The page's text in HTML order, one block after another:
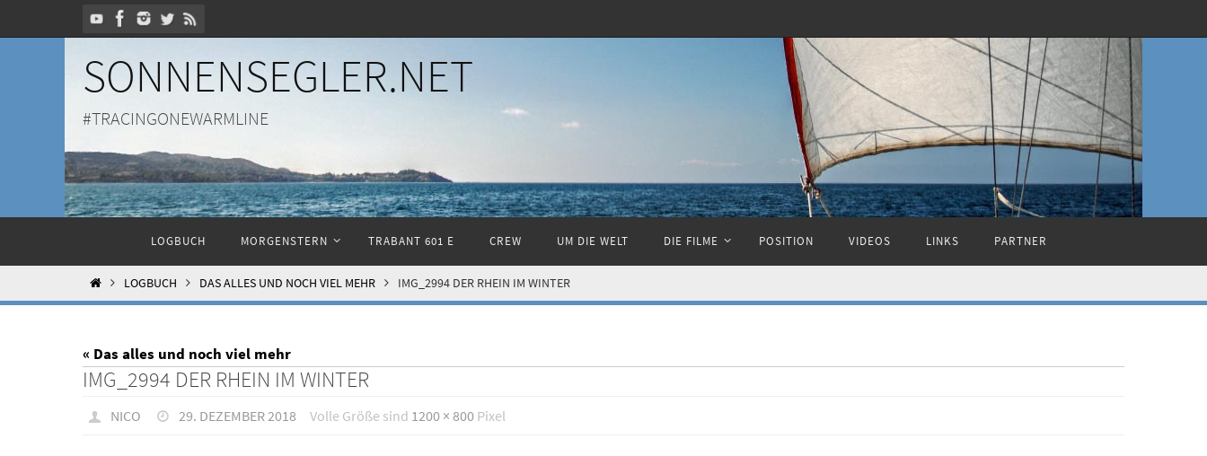
Inhalt
SONNENSEGLER.NET
#TRACINGONEWARMLINE
springen
LOGBUCH MORGENSTERN TRABANT 601 E CREW UM DIE WELT DIE FILME POSITION VIDEOS LINKS PARTNER
HOMELOGBUCH DAS ALLES UND NOCH VIEL MEHR IMG_2994 DER RHEIN IM WINTER
« Das alles und noch viel mehr
IMG_2994 DER RHEIN IM WINTER
NICO 29. DEZEMBER 2018 Volle Größe sind 1200 × 800 Pixel